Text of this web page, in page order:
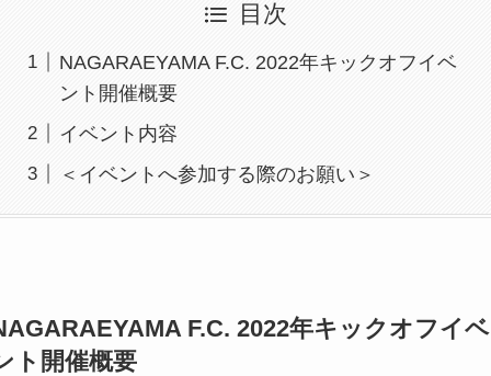
目次
NAGARAEYAMA F.C. 2022年キックオフイベ
ント開催概要
イベント内容
＜イベントへ参加する際のお願い＞
F.C. 2022年キックオフイベ
ト開催概要